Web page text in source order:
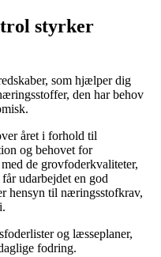
styrker
som hjælper dig
den har behov
året i forhold til
og behovet for
de grovfoderkvaliteter,
udarbejdet en god
hensyn til næringsstofkrav,
og læsseplaner,
fodring.